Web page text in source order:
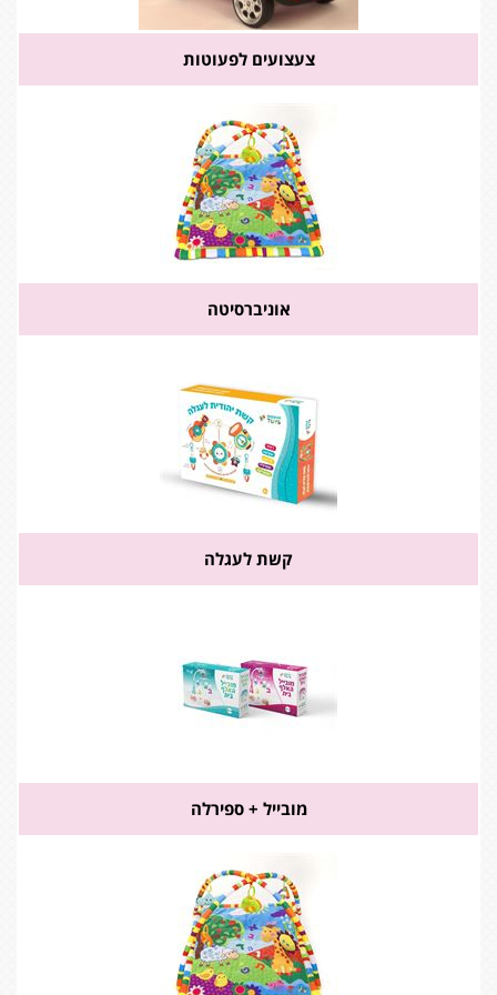
צעצועים לפעוטות
אוניברסיטה
קשת לעגלה
מובייל + ספירלה